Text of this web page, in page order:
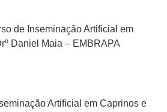
de Inseminação Artificial em
Daniel Maia – EMBRAPA
Artificial em Caprinos e